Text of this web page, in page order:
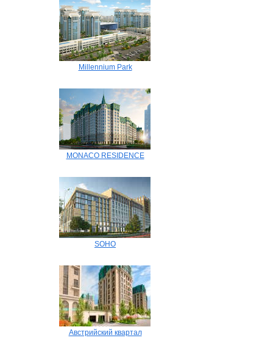
Millennium Park
MONACO RESIDENCE
SOHO
Австрийский квартал